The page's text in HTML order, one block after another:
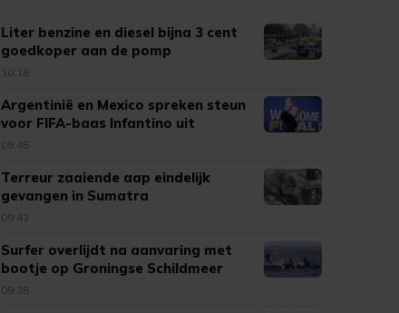
Liter benzine en diesel bijna 3 cent
goedkoper aan de pomp
10:18
Argentinië en Mexico spreken steun
voor FIFA-baas Infantino uit
09:45
Terreur zaaiende aap eindelijk
gevangen in Sumatra
09:42
Surfer overlijdt na aanvaring met
bootje op Groningse Schildmeer
09:38